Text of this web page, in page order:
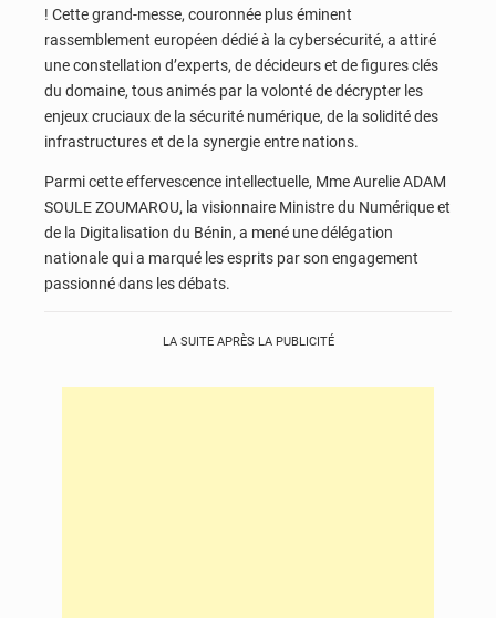
! Cette grand-messe, couronnée plus éminent
rassemblement européen dédié à la cybersécurité, a attiré
une constellation d’experts, de décideurs et de figures clés
du domaine, tous animés par la volonté de décrypter les
enjeux cruciaux de la sécurité numérique, de la solidité des
infrastructures et de la synergie entre nations.
Parmi cette effervescence intellectuelle, Mme Aurelie ADAM
SOULE ZOUMAROU, la visionnaire Ministre du Numérique et
de la Digitalisation du Bénin, a mené une délégation
nationale qui a marqué les esprits par son engagement
passionné dans les débats.
LA SUITE APRÈS LA PUBLICITÉ